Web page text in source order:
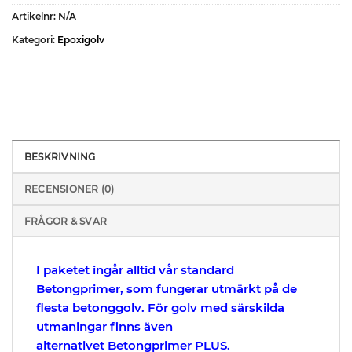
Artikelnr: N/A
Kategori: Epoxigolv
BESKRIVNING
RECENSIONER (0)
FRÅGOR & SVAR
I paketet ingår alltid vår standard
Betongprimer, som fungerar utmärkt på de
flesta betonggolv. För golv med särskilda
utmaningar finns även
alternativet Betongprimer PLUS.